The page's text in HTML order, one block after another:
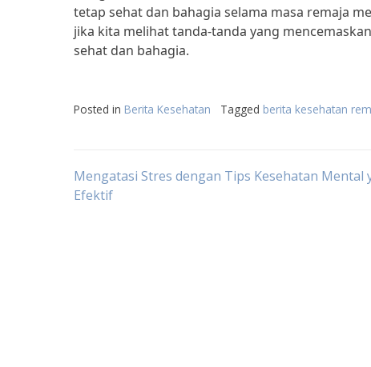
tetap sehat dan bahagia selama masa remaja
jika kita melihat tanda-tanda yang
sehat dan bahagia.
Posted in Berita Kesehatan Tagged berita kesehatan
Post
Mengatasi Stres dengan Tips Kesehatan Mental
Efektif